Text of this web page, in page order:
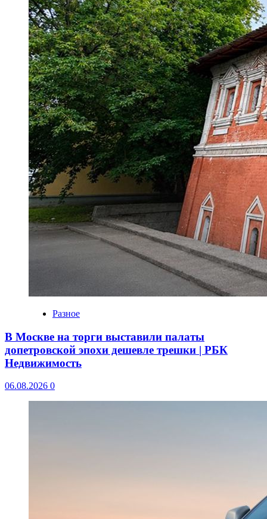
Разное
В Москве на торги выставили палаты
допетровской эпохи дешевле трешки | РБК
Недвижимость
06.08.2026 0